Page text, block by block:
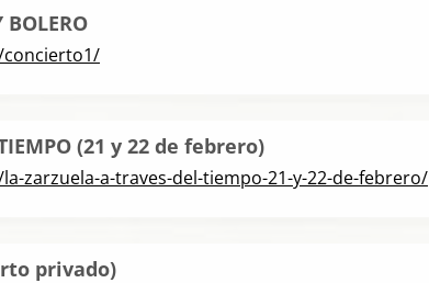
(21 y 22 de febrero)
zarzuela-a-traves-del-tiempo-21-y-22-de-febrero/
privado)